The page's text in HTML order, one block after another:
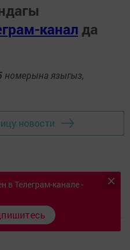
канал да
номерына языгыз,
новости
в Телеграм-канале -